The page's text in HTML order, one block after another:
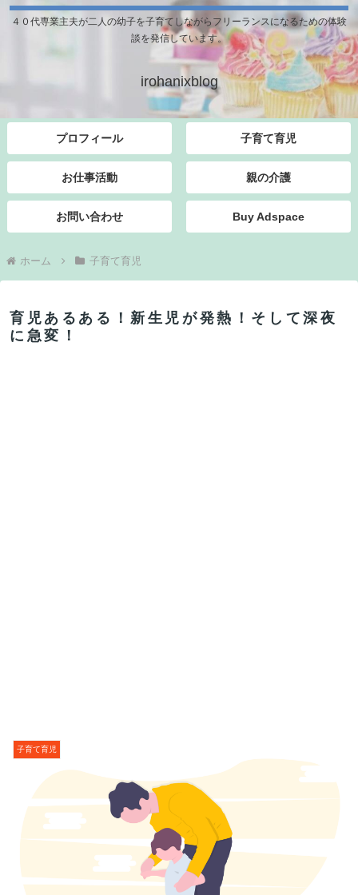
４０代専業主夫が二人の幼子を子育てしながらフリーランスになるための体験
談を発信しています。
irohanixblog
プロフィール 子育て育児
お仕事活動 親の介護
お問い合わせ Buy Adspace
ホーム 子育て育児
育児あるある！新生児が発熱！そして深夜
に急変！
子育て育児